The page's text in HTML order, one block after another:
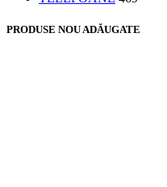
PRODUSE NOU ADĂUGATE